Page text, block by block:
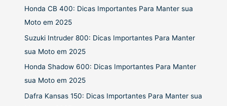
Honda CB 400: Dicas Importantes Para Manter sua
Moto em 2025
Suzuki Intruder 800: Dicas Importantes Para Manter
sua Moto em 2025
Honda Shadow 600: Dicas Importantes Para Manter
sua Moto em 2025
Dafra Kansas 150: Dicas Importantes Para Manter sua